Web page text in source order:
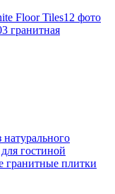
12 фото
гранитная
гостиной
гранитные плитки